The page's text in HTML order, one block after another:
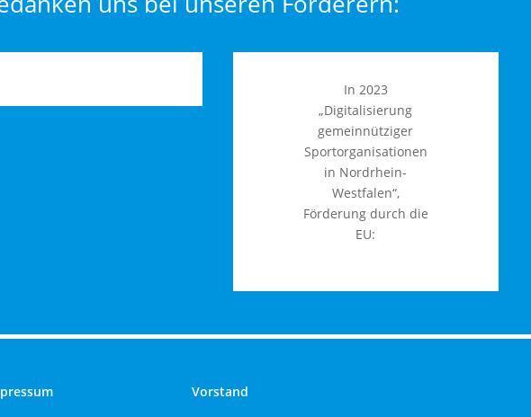
In 2023
„Digitalisierung
gemeinnütziger
Sportorganisationen
in Nordrhein-
Westfalen“,
Förderung durch die
EU:
Vorstand